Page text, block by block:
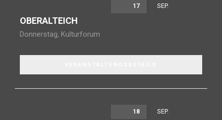
17 SEP.
OBERALTEICH
Donnerstag, Kulturforum
18 SEP.